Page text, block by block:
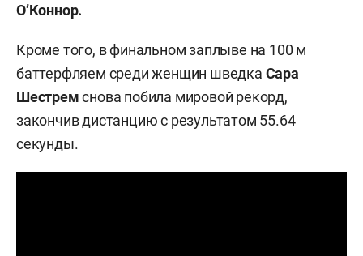
О’Коннор.
Кроме того, в финальном заплыве на 100 м
баттерфляем среди женщин шведка Сара
Шестремснова побила мировой рекорд,
закончив дистанцию с результатом 55.64
секунды.